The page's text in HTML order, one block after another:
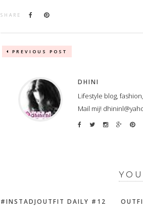
SHARE
PREVIOUS POST
DHINI
Lifestyle blog,
Mail mij!
#INSTADJOUTFIT DAILY #12